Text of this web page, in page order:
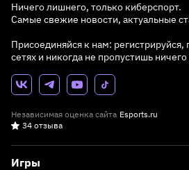
Ничего лишнего, только киберспорт.
Самые свежие новости, актуальные
Присоединяйся к нам: регистрируйся,
сетях и никогда не пропустишь
Независимая оценка сайта Esports.ru
34 отзыва
Игры